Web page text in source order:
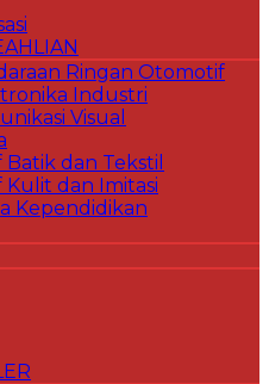
Ringan Otomotif
Industri
Visual
Batik dan Tekstil
Kulit dan Imitasi
Kependidikan